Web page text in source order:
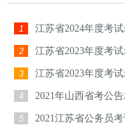
1 江苏省2024年度考
2 江苏省2023年度考
3 江苏省2023年度考
4 2021年山西省考公
5 2021江苏省公务员